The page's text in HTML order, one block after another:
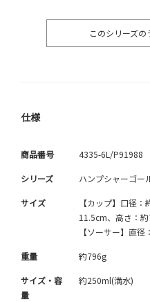
このシリーズ
仕様
商品番号 4335-6L/P91988
シリーズ ハンプシャーゴー
サイズ
【カップ】口径
11.5cm、高さ：
【ソーサー】直
重量 約796g
サイズ・容
量
約250ml(満水)